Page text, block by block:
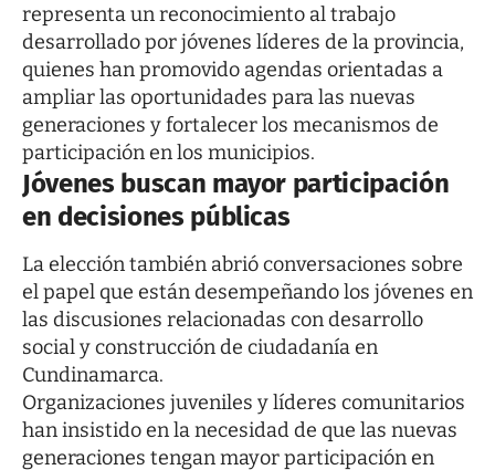
representa un reconocimiento al trabajo
desarrollado por jóvenes líderes de la provincia,
quienes han promovido agendas orientadas a
ampliar las oportunidades para las nuevas
generaciones y fortalecer los mecanismos de
participación en los municipios.
Jóvenes buscan mayor participación
en decisiones públicas
La elección también abrió conversaciones sobre
el papel que están desempeñando los jóvenes en
las discusiones relacionadas con desarrollo
social y construcción de ciudadanía en
Cundinamarca.
Organizaciones juveniles y líderes comunitarios
han insistido en la necesidad de que las nuevas
generaciones tengan mayor participación en